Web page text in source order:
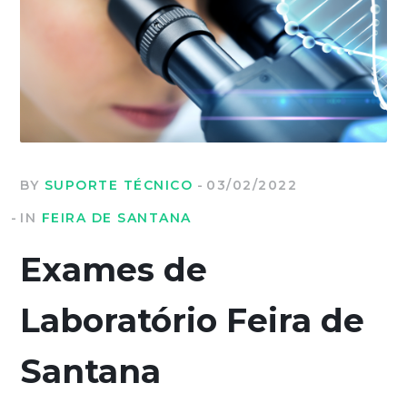
BY SUPORTE TÉCNICO
03/02/2022
IN FEIRA DE SANTANA
Exames de
Laboratório Feira de
Santana